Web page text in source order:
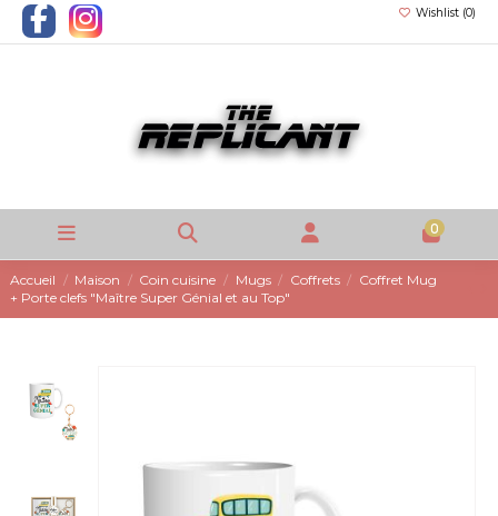
Wishlist (0)
0
Accueil Maison Coin cuisine Mugs Coffrets
Coffret Mug
+ Porte clefs "Maître Super Génial et au Top"